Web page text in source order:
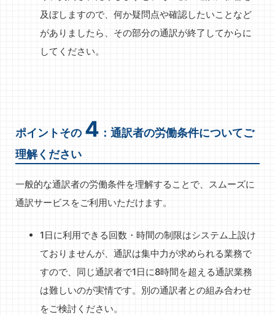
及ぼしますので、何か疑問点や確認したいことなど
がありましたら、その部分の通訳が終了してからに
してください。
ポイントその 4 ：通訳者の労働条件についてご
理解ください
一般的な通訳者の労働条件を理解することで、スムーズに
通訳サービスをご利用いただけます。
1日に利用できる回数・時間の制限はシステム上設け
ておりませんが、通訳は集中力が求められる業務で
すので、同じ通訳者で1日に8時間を超える通訳業務
は難しいのが実情です。別の通訳者との組み合わせ
をご検討ください。